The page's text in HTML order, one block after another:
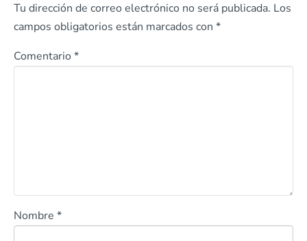
Tu dirección de correo electrónico no será publicada. Los
campos obligatorios están marcados con *
Comentario *
Nombre *